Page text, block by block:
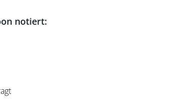
notiert: